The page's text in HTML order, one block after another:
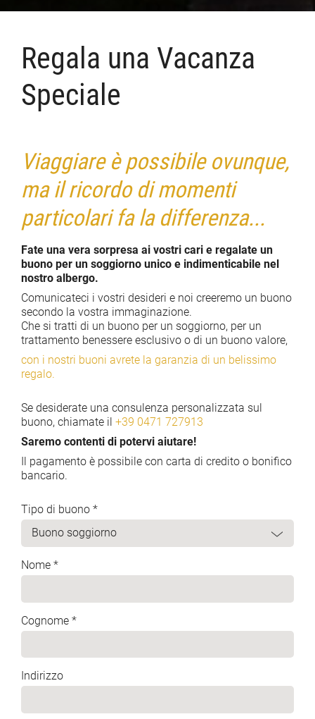
Regala una Vacanza
Speciale
Viaggiare è possibile ovunque,
ma il ricordo di momenti
particolari fa la differenza...
Fate una vera sorpresa ai vostri cari e regalate un
buono per un soggiorno unico e indimenticabile nel
nostro albergo.
Comunicateci i vostri desideri e noi creeremo un buono
secondo la vostra immaginazione.
Che si tratti di un buono per un soggiorno, per un
trattamento benessere esclusivo o di un buono valore,
con i nostri buoni avrete la garanzia di un belissimo
regalo.
Se desiderate una consulenza personalizzata sul
buono, chiamate il +39 0471 727913
Saremo contenti di potervi aiutare!
Il pagamento è possibile con carta di credito o bonifico
bancario.
Tipo di buono *
Nome *
Cognome *
Indirizzo